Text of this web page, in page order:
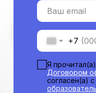
Ваш email
+7
Я
Договором
согласен(а) с
Новые курсы
Эндокринология
Детская нутрициология
Молекулярная нутрициология
Подготовка документов
Прохождение тестов по
рекомендациям на портале НМО